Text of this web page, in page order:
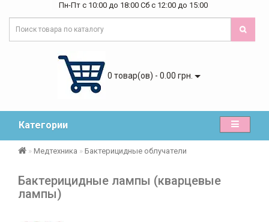
Пн-Пт с 10:00 до 18:00 Сб с 12:00 до 15:00
0 товар(ов) - 0.00 грн.
Категории
Медтехника Бактерицидные облучатели
Бактерицидные лампы (кварцевые
лампы)